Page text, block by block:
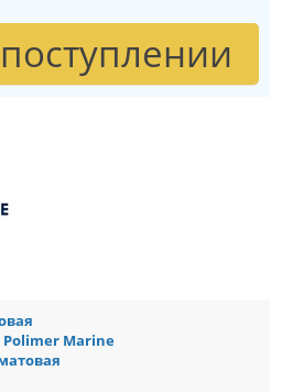
Marine